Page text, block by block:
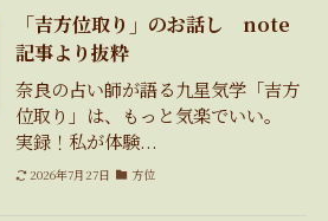
「吉方位取り」のお話し note
記事より抜粋
奈良の占い師が語る九星気学「吉方
位取り」は、もっと気楽でいい。
実録！私が体験...
2026年7月27日 方位